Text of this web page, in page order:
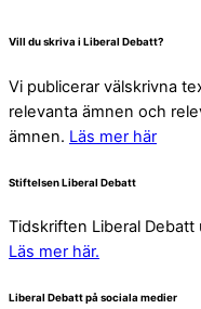
Vill du skriva i Liberal Debatt?
Vi publicerar välskrivna
relevanta ämnen och
ämnen. Läs mer här
Stiftelsen Liberal Debatt
Tidskriften Liberal
Läs mer här.
Liberal Debatt på sociala medier